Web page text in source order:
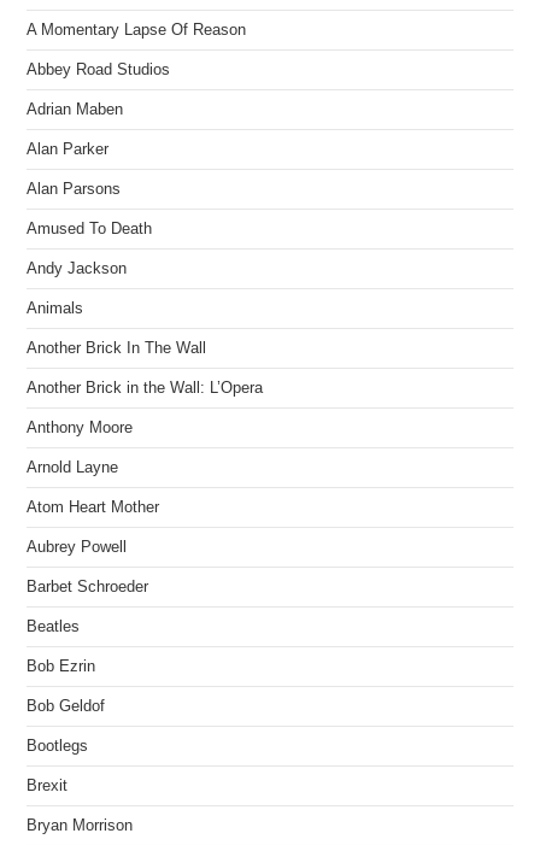
A Momentary Lapse Of Reason
Abbey Road Studios
Adrian Maben
Alan Parker
Alan Parsons
Amused To Death
Andy Jackson
Animals
Another Brick In The Wall
Another Brick in the Wall: L’Opera
Anthony Moore
Arnold Layne
Atom Heart Mother
Aubrey Powell
Barbet Schroeder
Beatles
Bob Ezrin
Bob Geldof
Bootlegs
Brexit
Bryan Morrison